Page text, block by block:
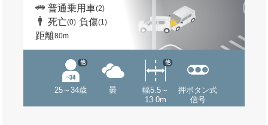
普通乗用車(2)
死亡(0) 負傷(1)
距離80m
25～34歳
他
曇
幅5.5～
13.0m
他
押ボタン式
信号